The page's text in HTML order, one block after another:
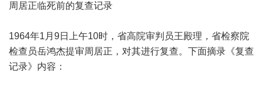
周居正临死前的复查记录
1964年1月9日上午10时，省高院审判员王殿理，省检察院
检查员岳鸿杰提审周居正，对其进行复查。下面摘录《复查
记录》内容：